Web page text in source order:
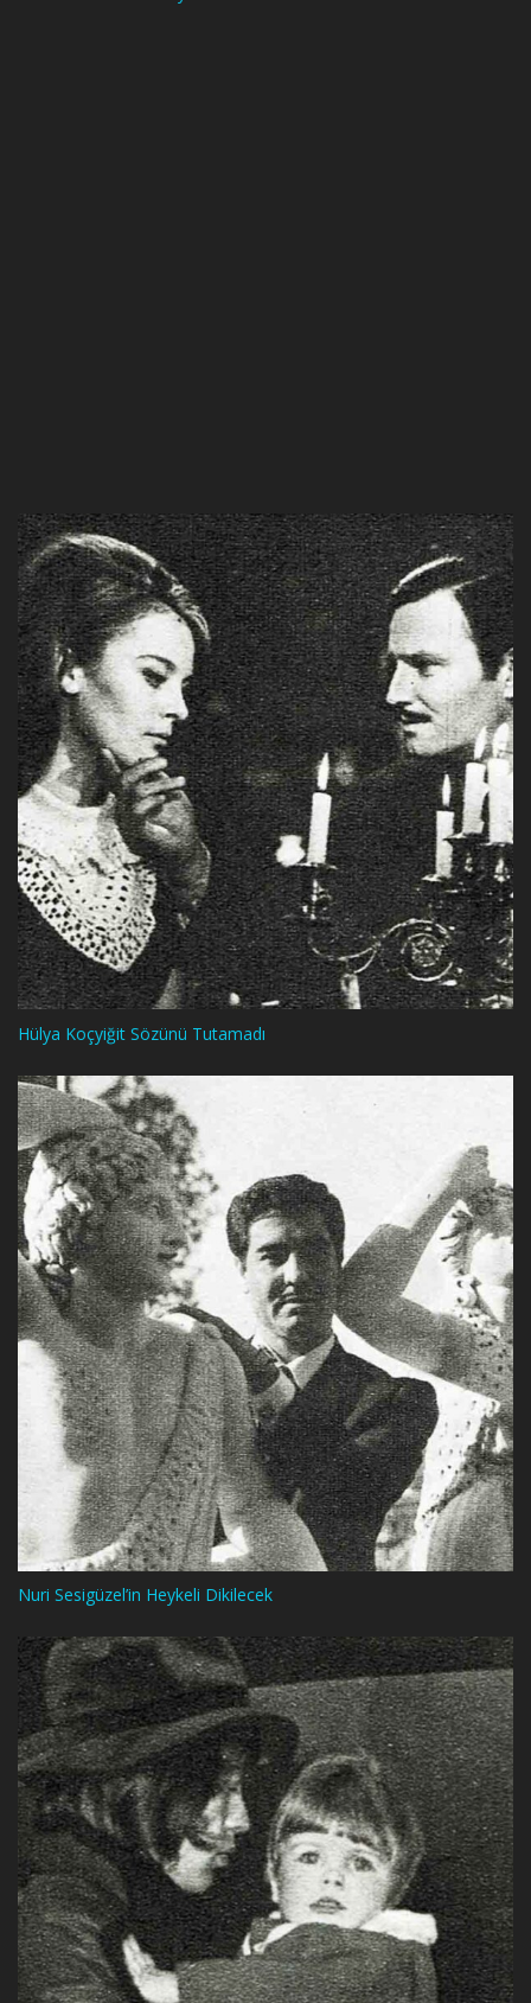
Hülya Koçyiğit Sözünü Tutamadı
Nuri Sesigüzel’in Heykeli Dikilecek